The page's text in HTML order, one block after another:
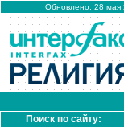
Обновлено: 28 мая
Поиск по сайту: